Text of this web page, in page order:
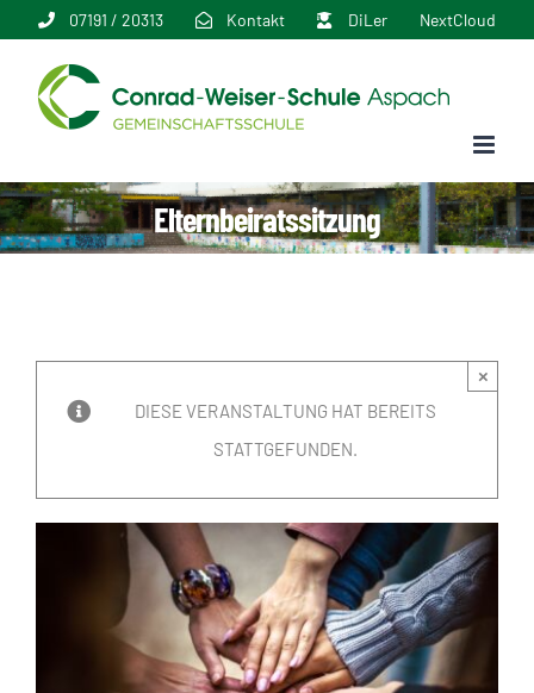
springen
07191 / 20313 Kontakt DiLer NextCloud
Elternbeiratssitzung
DIESE VERANSTALTUNG HAT BEREITS
STATTGEFUNDEN.
×